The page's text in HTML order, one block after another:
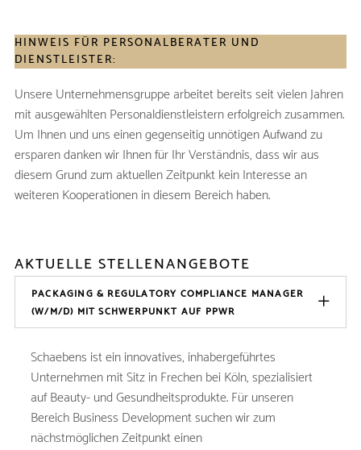
HINWEIS FÜR PERSONALBERATER UND
DIENSTLEISTER:
Unsere Unternehmensgruppe arbeitet bereits seit vielen Jahren
mit ausgewählten Personaldienstleistern erfolgreich zusammen.
Um Ihnen und uns einen gegenseitig unnötigen Aufwand zu
ersparen danken wir Ihnen für Ihr Verständnis, dass wir aus
diesem Grund zum aktuellen Zeitpunkt kein Interesse an
weiteren Kooperationen in diesem Bereich haben.
AKTUELLE STELLENANGEBOTE
PACKAGING & REGULATORY COMPLIANCE MANAGER
(W/M/D) MIT SCHWERPUNKT AUF PPWR
Schaebens ist ein innovatives, inhabergeführtes
Unternehmen mit Sitz in Frechen bei Köln, spezialisiert
auf Beauty- und Gesundheitsprodukte. Für unseren
Bereich Business Development suchen wir zum
nächstmöglichen Zeitpunkt einen